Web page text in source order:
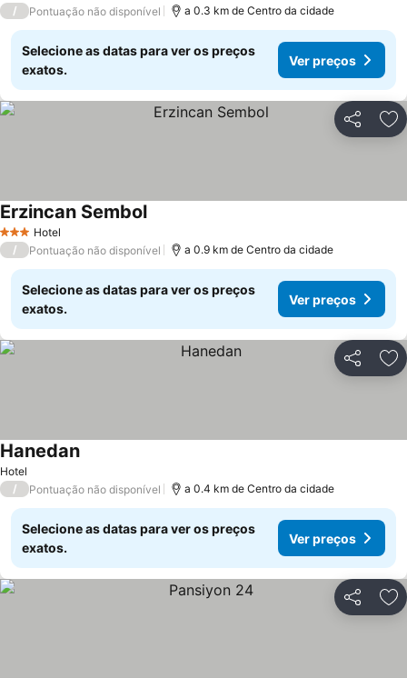
/ Pontuação não disponível a 0.3 km de Centro da cidade
Selecione as datas para ver os preços
exatos.
Ver preços
Partilhar
3 EstrelasHotel
Erzincan SembolVer preços
/ Pontuação não disponível a 0.9 km de Centro da cidade
Selecione as datas para ver os preços
exatos.
Ver preços
Partilhar
Hotel
HanedanVer preços
/ Pontuação não disponível a 0.4 km de Centro da cidade
Selecione as datas para ver os preços
exatos.
Ver preços
Partilhar